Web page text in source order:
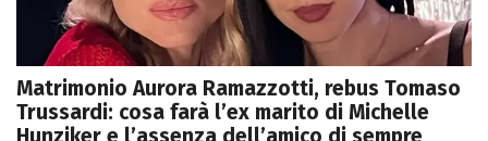
Matrimonio Aurora Ramazzotti, rebus Tomaso
Trussardi: cosa farà l’ex marito di Michelle